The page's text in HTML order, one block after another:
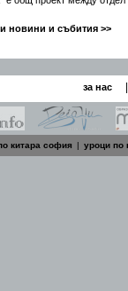
новини и събития >>
за нас
китара софия | уроци по